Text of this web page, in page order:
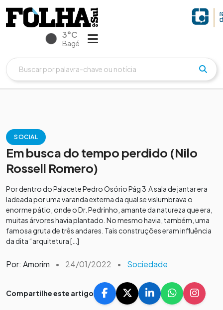
3°C
Bagé
SOCIAL
Em busca do tempo perdido (Nilo
Rossell Romero)
Por dentro do Palacete Pedro Osório Pág 3 A sala de jantar era
ladeada por uma varanda externa da qual se vislumbrava o
enorme pátio, onde o Dr. Pedrinho, amante da natureza que era,
muitas árvores havia plantado. No mesmo havia, também, uma
famosa gruta de três andares. Tais construções eram influência
da dita “arquitetura […]
Por: Amorim • 24/01/2022 • Sociedade
Compartilhe este artigo